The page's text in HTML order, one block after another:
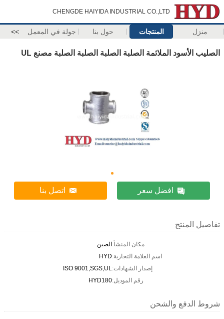
CHENGDE HAIYIDA INDUSTRIAL CO.,LTD
منزل المنتجات حول بنا جولة في المعمل >>
الصليب الأسود الملائمة الصلبة الصلبة الصلبة الصلبة مصنع UL
افضل سعر اتصل بنا
تفاصيل المنتج
مكان المنشأ:الصين
اسم العلامة التجارية:HYD
إصدار الشهادات:ISO 9001,SGS,UL
رقم الموديل:HYD180
شروط الدفع والشحن